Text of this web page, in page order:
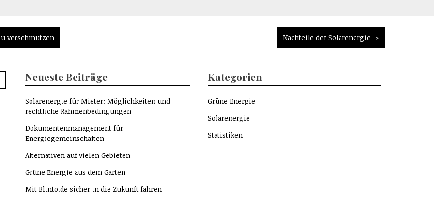
verschmutzen Nachteile der Solarenergie
Neueste Beiträge
Solarenergie für Mieter: Möglichkeiten und
rechtliche Rahmenbedingungen
Dokumentenmanagement für
Energiegemeinschaften
Alternativen auf vielen Gebieten
Grüne Energie aus dem Garten
Mit Blinto.de sicher in die Zukunft fahren
Kategorien
Grüne Energie
Solarenergie
Statistiken